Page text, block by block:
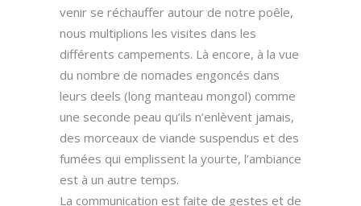
venir se réchauffer autour de notre poêle,
nous multiplions les visites dans les
différents campements. Là encore, à la vue
du nombre de nomades engoncés dans
leurs deels (long manteau mongol) comme
une seconde peau qu’ils n’enlèvent jamais,
des morceaux de viande suspendus et des
fumées qui emplissent la yourte, l’ambiance
est à un autre temps.
La communication est faite de gestes et de